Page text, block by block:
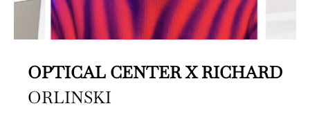
OPTICAL CENTER X RICHARD
ORLINSKI